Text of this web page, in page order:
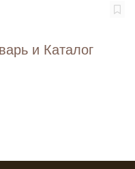
и Каталог